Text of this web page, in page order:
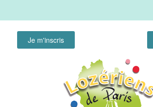
Je m'inscris